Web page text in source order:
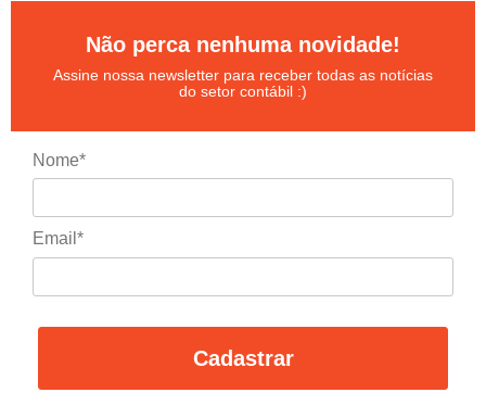
Não perca nenhuma novidade!
Assine nossa newsletter para receber todas as notícias
do setor contábil :)
Nome*
Email*
Cadastrar